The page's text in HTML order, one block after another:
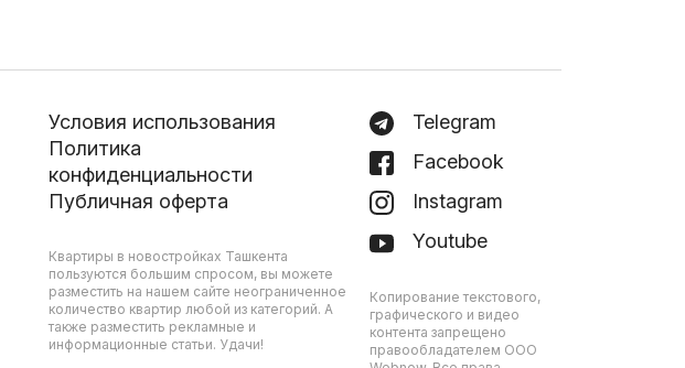
Условия использования
Политика
конфиденциальности
Публичная оферта
Квартиры в новостройках Ташкента
пользуются большим спросом, вы можете
разместить на нашем сайте неограниченное
количество квартир любой из категорий. А
также разместить рекламные и
информационные статьи. Удачи!
Telegram
Facebook
Instagram
Youtube
Копирование текстового,
графического и видео
контента запрещено
правообладателем ООО